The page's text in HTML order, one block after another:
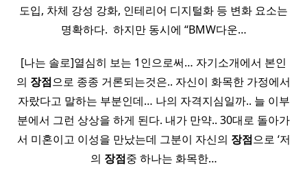
도입, 차체 강성 강화, 인테리어 디지털화 등 변화 요소는
명확하다. ​ 하지만 동시에 “BMW다운…
[나는 솔로]열심히 보는 1인으로써… 자기소개에서 본인
의 장점으로 종종 거론되는것은.. 자신이 화목한 가정에서
자랐다고 말하는 부분인데… 나의 자격지심일까.. 늘 이부
분에서 그런 상상을 하게 된다. 내가 만약.. 30대로 돌아가
서 미혼이고 이성을 만났는데 그분이 자신의 장점으로 ‘저
의 장점중 하나는 화목한…